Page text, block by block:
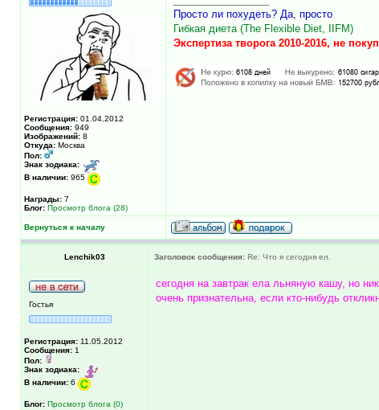
Регистрация: 01.04.2012
Сообщения: 949
Изображений: 8
Откуда: Москва
Пол:
Знак зодиака:
В наличии: 965
Награды: 7
Блог: Просмотр блога (28)
Просто ли похудеть? Да, просто
Гибкая диета (The Flexible Diet, IIFM)
Экспертиза творога 2010-2016, не
Вернуться к началу
Lenchik03 Заголовок сообщения: Re: Что я сегодня ел.
Гостья
Регистрация: 11.05.2012
Сообщения: 1
Пол:
Знак зодиака:
В наличии: 6
Блог: Просмотр блога (0)
сегодня на завтрак ела льняную кашу, но
очень признательна, если кто-нибудь